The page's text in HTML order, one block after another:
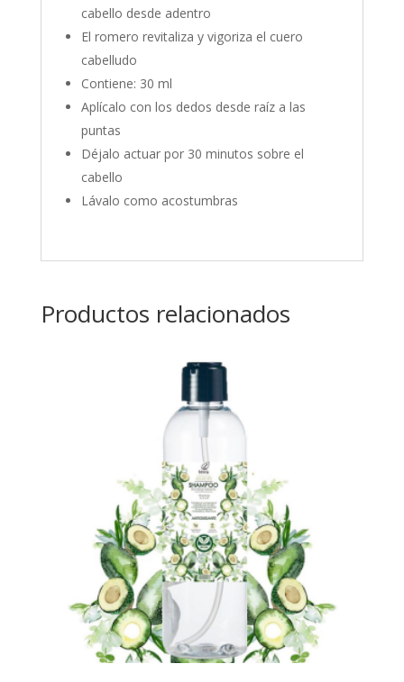
cabello desde adentro
El romero revitaliza y vigoriza el cuero
cabelludo
Contiene: 30 ml
Aplícalo con los dedos desde raíz a las
puntas
Déjalo actuar por 30 minutos sobre el
cabello
Lávalo como acostumbras
Productos relacionados